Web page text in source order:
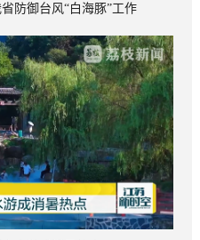
防御台风“白海豚”工作